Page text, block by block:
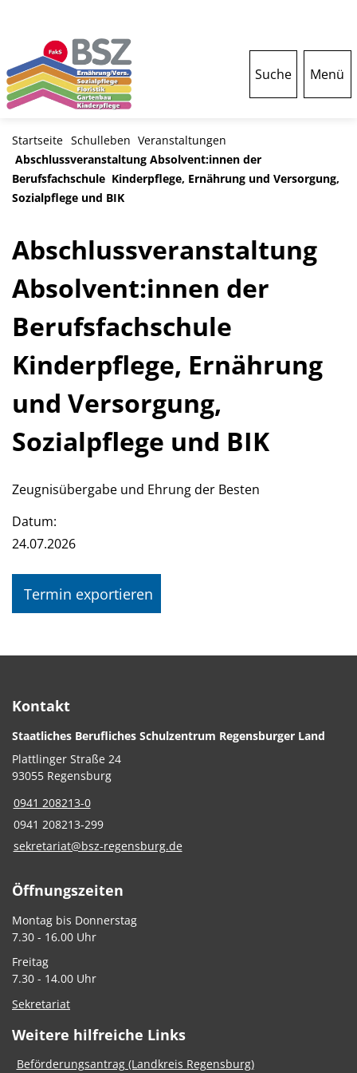
Suche Menü
Startseite Schulleben Veranstaltungen
Abschlussveranstaltung Absolvent:innen der
Berufsfachschule Kinderpflege, Ernährung und Versorgung,
Sozialpflege und BIK
Abschlussveranstaltung
Absolvent:innen der
Berufsfachschule
Kinderpflege, Ernährung
und Versorgung,
Sozialpflege und BIK
Zeugnisübergabe und Ehrung der Besten
Datum:
24.07.2026
Termin exportieren
Kontakt
Staatliches Berufliches Schulzentrum Regensburger Land
Plattlinger Straße 24
93055 Regensburg
0941 208213-0
0941 208213-299
sekretariat@bsz-regensburg.de
Öffnungszeiten
Montag bis Donnerstag
7.30 - 16.00 Uhr
Freitag
7.30 - 14.00 Uhr
Sekretariat
Weitere hilfreiche Links
Beförderungsantrag (Landkreis Regensburg)